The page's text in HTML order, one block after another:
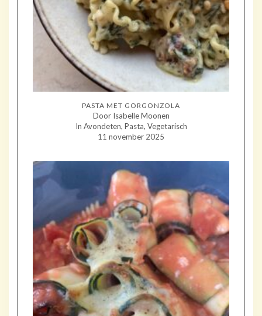
PASTA MET GORGONZOLA
Door Isabelle Moonen
In Avondeten, Pasta, Vegetarisch
11 november 2025